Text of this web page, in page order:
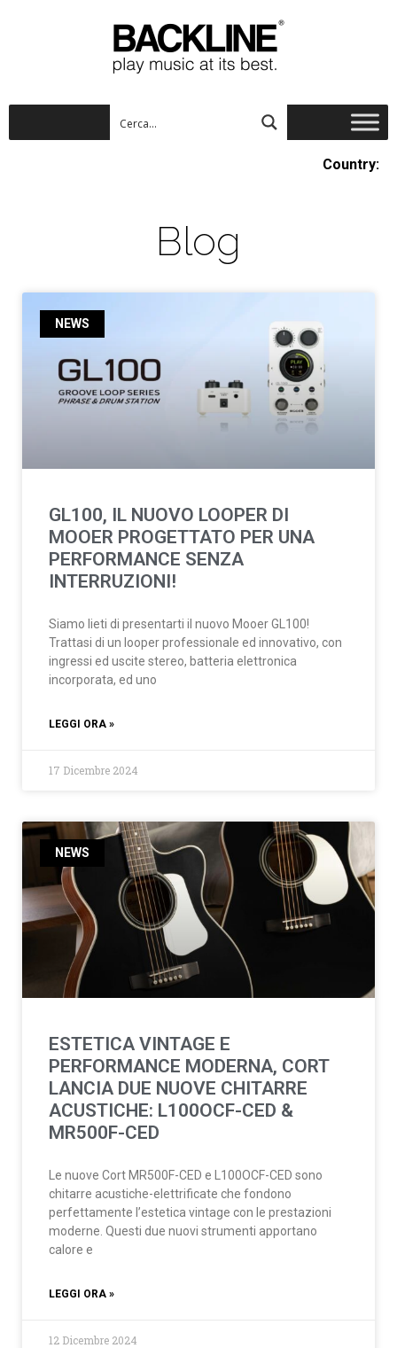
Country:
Blog
NEWS
GL100, IL NUOVO LOOPER DI
MOOER PROGETTATO PER UNA
PERFORMANCE SENZA
INTERRUZIONI!
Siamo lieti di presentarti il nuovo Mooer GL100!
Trattasi di un looper professionale ed innovativo, con
ingressi ed uscite stereo, batteria elettronica
incorporata, ed uno
LEGGI ORA »
17 Dicembre 2024
NEWS
ESTETICA VINTAGE E
PERFORMANCE MODERNA, CORT
LANCIA DUE NUOVE CHITARRE
ACUSTICHE: L100OCF-CED &
MR500F-CED
Le nuove Cort MR500F-CED e L100OCF-CED sono
chitarre acustiche-elettrificate che fondono
perfettamente l’estetica vintage con le prestazioni
moderne. Questi due nuovi strumenti apportano
calore e
LEGGI ORA »
12 Dicembre 2024